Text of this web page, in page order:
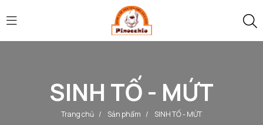
SINH TỐ - MỨT
Trang chủ / Sản phẩm / SINH TỐ - MỨT